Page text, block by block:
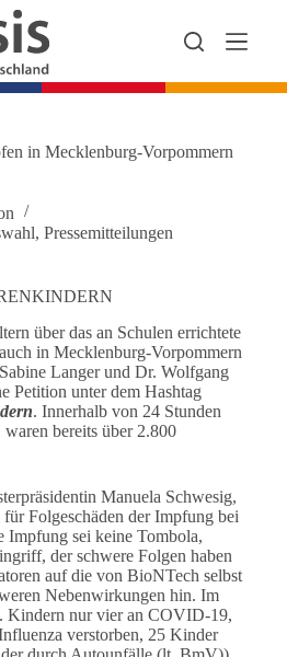
in Mecklenburg-Vorpommern
, Pressemitteilungen
über das an Schulen errichtete
in Mecklenburg-Vorpommern
Langer und Dr. Wolfgang
Petition unter dem Hashtag
. Innerhalb von 24 Stunden
bereits über 2.800
Manuela Schwesig,
Folgeschäden der Impfung bei
Impfung sei keine Tombola,
der schwere Folgen haben
auf die von BioNTech selbst
Nebenwirkungen hin. Im
Kindern nur vier an COVID-19,
verstorben, 25 Kinder